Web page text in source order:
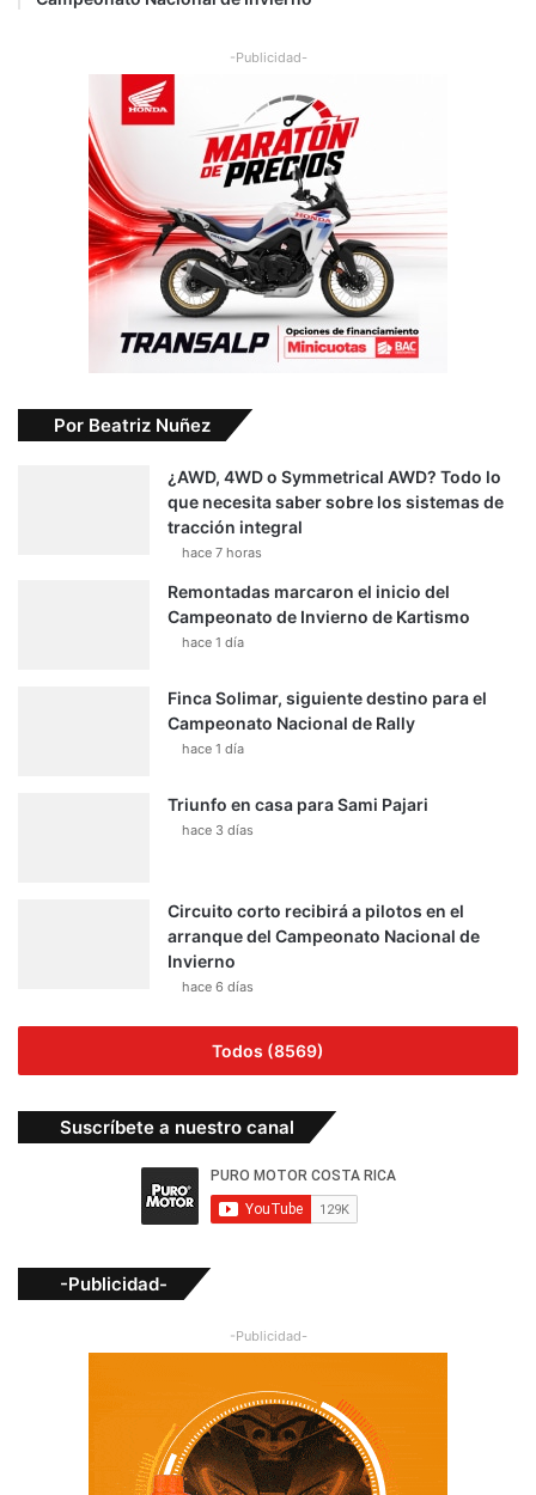
-Publicidad-
Por Beatriz Nuñez
¿AWD, 4WD o Symmetrical AWD? Todo lo
que necesita saber sobre los sistemas de
tracción integral
hace 7 horas
Remontadas marcaron el inicio del
Campeonato de Invierno de Kartismo
hace 1 día
Finca Solimar, siguiente destino para el
Campeonato Nacional de Rally
hace 1 día
Triunfo en casa para Sami Pajari
hace 3 días
Circuito corto recibirá a pilotos en el
arranque del Campeonato Nacional de
Invierno
hace 6 días
Todos (8569)
Suscríbete a nuestro canal
-Publicidad-
-Publicidad-